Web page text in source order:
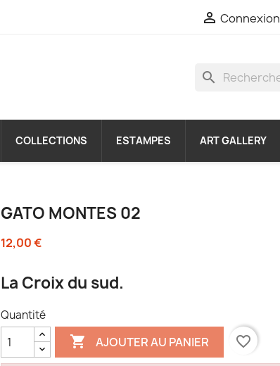
 Connexion
search
COLLECTIONS ESTAMPES ART GALLERY
GATO MONTES 02
12,00 €
La Croix du sud.
Quantité
 AJOUTER AU PANIER favorite_border